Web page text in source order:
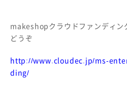
makeshopクラウドファンディン
どうぞ
http://www.cloudec.jp/ms-
ding/